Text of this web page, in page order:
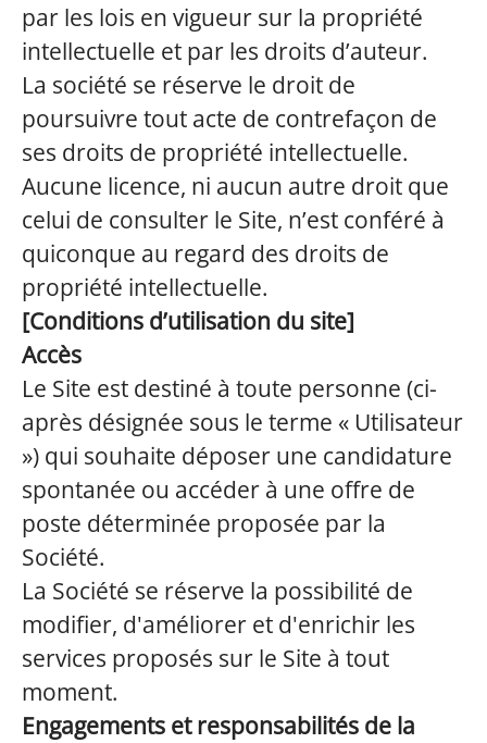
par les lois en vigueur sur la propriété
intellectuelle et par les droits d’auteur.
La société se réserve le droit de
poursuivre tout acte de contrefaçon de
ses droits de propriété intellectuelle.
Aucune licence, ni aucun autre droit que
celui de consulter le Site, n’est conféré à
quiconque au regard des droits de
propriété intellectuelle.
[Conditions d’utilisation du site]
Accès
Le Site est destiné à toute personne (ci-
après désignée sous le terme « Utilisateur
») qui souhaite déposer une candidature
spontanée ou accéder à une offre de
poste déterminée proposée par la
Société.
La Société se réserve la possibilité de
modifier, d'améliorer et d'enrichir les
services proposés sur le Site à tout
moment.
Engagements et responsabilités de la